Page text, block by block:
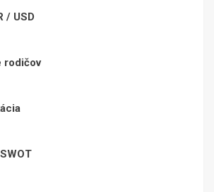
/ USD
rodičov